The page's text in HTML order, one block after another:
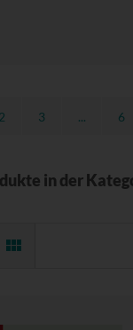
2 3 ... 6
in der